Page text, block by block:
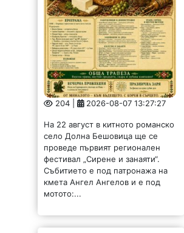
204 | 2026-08-07 13:27:27
На 22 август в китното романско
село Долна Бешовица ще се
проведе първият регионален
фестивал „Сирене и занаяти“.
Събитието е под патронажа на
кмета Ангел Ангелов и е под
мотото:...